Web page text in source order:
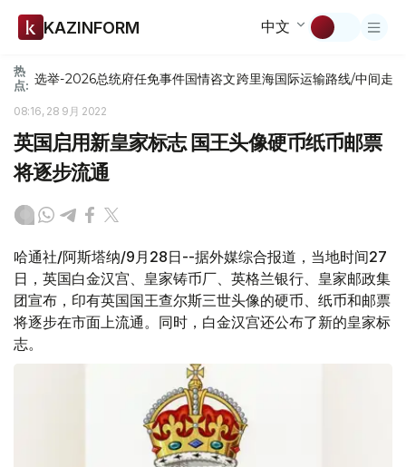
KAZINFORM 中文
热
点: 选举-2026总统府任免事件国情咨文跨里海国际运输路线/中间走廊
08:16, 28 9月 2022
英国启用新皇家标志 国王头像硬币纸币邮票
将逐步流通
哈通社/阿斯塔纳/9月28日--据外媒综合报道，当地时间27
日，英国白金汉宫、皇家铸币厂、英格兰银行、皇家邮政集
团宣布，印有英国国王查尔斯三世头像的硬币、纸币和邮票
将逐步在市面上流通。同时，白金汉宫还公布了新的皇家标
志。